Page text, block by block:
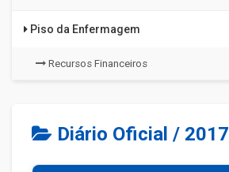
Piso da Enfermagem
Recursos Financeiros
Diário Oficial / 2017